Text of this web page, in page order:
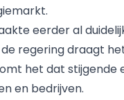
eerder al
regering draagt
het dat stijgende
en bedrijven.